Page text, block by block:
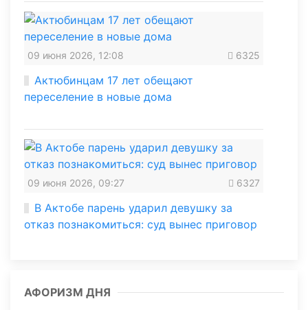
09 июня 2026, 12:08 6325
Актюбинцам 17 лет обещают
переселение в новые дома
09 июня 2026, 09:27 6327
В Актобе парень ударил девушку за
отказ познакомиться: суд вынес приговор
АФОРИЗМ ДНЯ